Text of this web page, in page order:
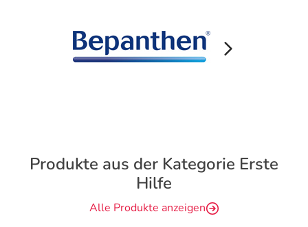
Produkte aus der Kategorie Erste
Hilfe
Alle Produkte anzeigen